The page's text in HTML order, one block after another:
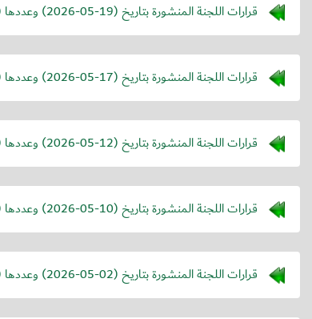
قرارات اللجنة المنشورة بتاريخ (2026-05-19) وعددها
قرارات اللجنة المنشورة بتاريخ (2026-05-17) وعددها
قرارات اللجنة المنشورة بتاريخ (2026-05-12) وعددها
قرارات اللجنة المنشورة بتاريخ (2026-05-10) وعددها
قرارات اللجنة المنشورة بتاريخ (2026-05-02) وعددها